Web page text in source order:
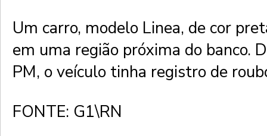
Um carro, modelo Linea, de cor
em uma região próxima do banco.
PM, o veículo tinha registro de
FONTE: G1\RN